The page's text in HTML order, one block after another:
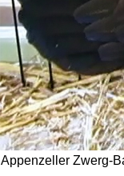
Appenzeller Zwerg-